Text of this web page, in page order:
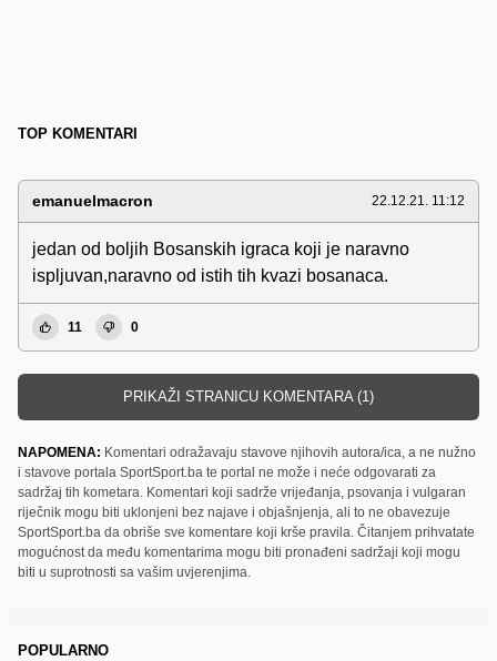
TOP KOMENTARI
emanuelmacron 22.12.21. 11:12
jedan od boljih Bosanskih igraca koji je naravno
ispljuvan,naravno od istih tih kvazi bosanaca.
11 0
PRIKAŽI STRANICU KOMENTARA (1)
NAPOMENA: Komentari odražavaju stavove njihovih autora/ica, a ne nužno
i stavove portala SportSport.ba te portal ne može i neće odgovarati za
sadržaj tih kometara. Komentari koji sadrže vrijeđanja, psovanja i vulgaran
riječnik mogu biti uklonjeni bez najave i objašnjenja, ali to ne obavezuje
SportSport.ba da obriše sve komentare koji krše pravila. Čitanjem prihvatate
mogućnost da među komentarima mogu biti pronađeni sadržaji koji mogu
biti u suprotnosti sa vašim uvjerenjima.
POPULARNO